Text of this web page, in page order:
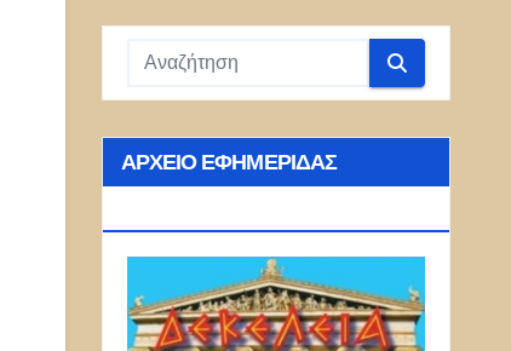
ΑΡΧΕΊΟ ΕΦΗΜΕΡΊΔΑΣ